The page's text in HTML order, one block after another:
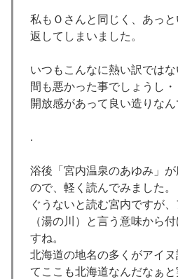
私もＯさんと同じく、あっ
返してしまいました。
いつもこんなに熱い訳では
間も悪かった事でしょうし・
開放感があって良い造りな
.
浴後「宮内温泉のあゆみ」
ので、軽く読んでみました。
ぐうないと読む宮内ですが
（湯の川）と言う意味から
すね。
北海道の地名の多くがアイ
てここも北海道なんだなぁと